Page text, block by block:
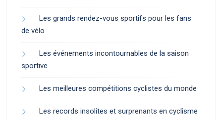
Les grands rendez-vous sportifs pour les fans
de vélo
Les événements incontournables de la saison
sportive
Les meilleures compétitions cyclistes du monde
Les records insolites et surprenants en cyclisme